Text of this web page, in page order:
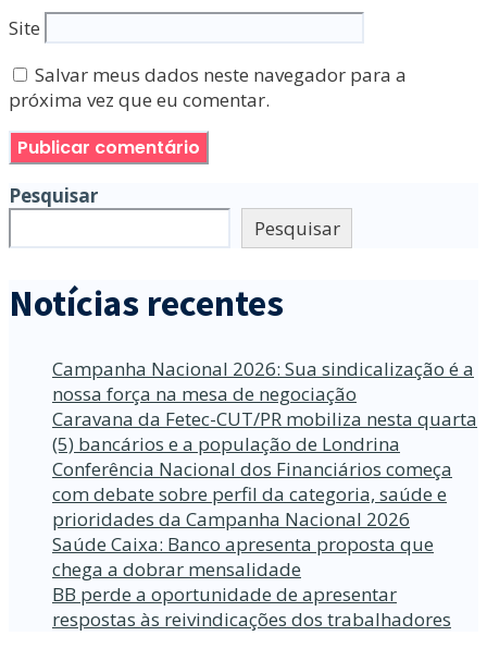
Site
Salvar meus dados neste navegador para a
próxima vez que eu comentar.
Pesquisar
Pesquisar
Notícias recentes
Campanha Nacional 2026: Sua sindicalização é a
nossa força na mesa de negociação
Caravana da Fetec-CUT/PR mobiliza nesta quarta
(5) bancários e a população de Londrina
Conferência Nacional dos Financiários começa
com debate sobre perfil da categoria, saúde e
prioridades da Campanha Nacional 2026
Saúde Caixa: Banco apresenta proposta que
chega a dobrar mensalidade
BB perde a oportunidade de apresentar
respostas às reivindicações dos trabalhadores